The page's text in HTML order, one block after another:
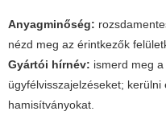
Anyagminőség:
nézd meg az érintkezők
Gyártói hírnév: ismerd meg
ügyfélvisszajelzéseket;
hamisítványokat.